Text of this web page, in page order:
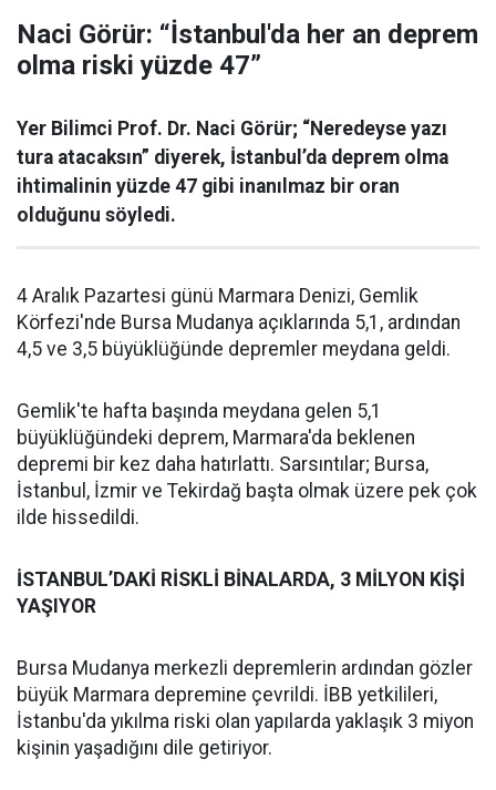
Naci Görür: “İstanbul'da her an deprem
olma riski yüzde 47”
Yer Bilimci Prof. Dr. Naci Görür; “Neredeyse yazı
tura atacaksın” diyerek, İstanbul’da deprem olma
ihtimalinin yüzde 47 gibi inanılmaz bir oran
olduğunu söyledi.
4 Aralık Pazartesi günü Marmara Denizi, Gemlik
Körfezi'nde Bursa Mudanya açıklarında 5,1, ardından
4,5 ve 3,5 büyüklüğünde depremler meydana geldi.
Gemlik'te hafta başında meydana gelen 5,1
büyüklüğündeki deprem, Marmara'da beklenen
depremi bir kez daha hatırlattı. Sarsıntılar; Bursa,
İstanbul, İzmir ve Tekirdağ başta olmak üzere pek çok
ilde hissedildi.
İSTANBUL’DAKİ RİSKLİ BİNALARDA, 3 MİLYON KİŞİ
YAŞIYOR
Bursa Mudanya merkezli depremlerin ardından gözler
büyük Marmara depremine çevrildi. İBB yetkilileri,
İstanbu'da yıkılma riski olan yapılarda yaklaşık 3 miyon
kişinin yaşadığını dile getiriyor.